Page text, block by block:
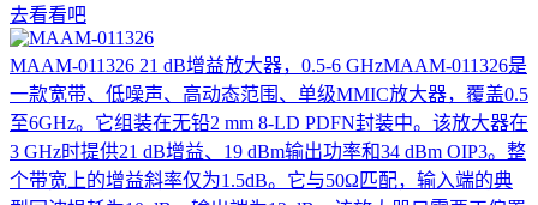
去看看吧
MAAM-011326 21 dB增益放大器，0.5-6 GHzMAAM-011326是
一款宽带、低噪声、高动态范围、单级MMIC放大器，覆盖0.5
至6GHz。它组装在无铅2 mm 8-LD PDFN封装中。该放大器在
3 GHz时提供21 dB增益、19 dBm输出功率和34 dBm OIP3。整
个带宽上的增益斜率仅为1.5dB。它与50Ω匹配，输入端的典